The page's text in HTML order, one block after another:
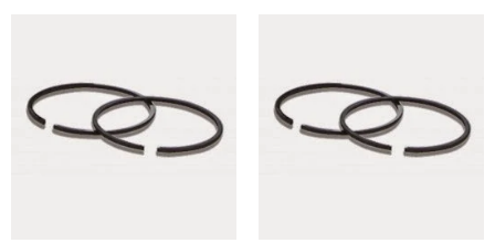
Banda termica
Evacuare completa